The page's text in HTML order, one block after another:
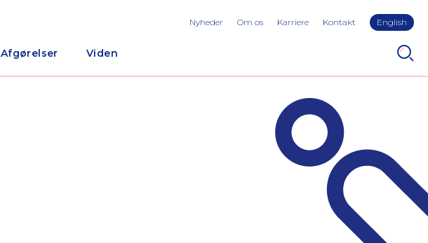
Afgørelser Viden
Nyheder Om os Karriere Kontakt English